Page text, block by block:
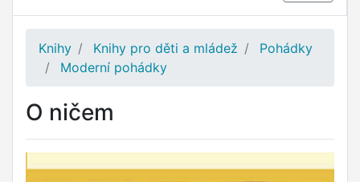
Knihy Knihy pro děti a mládež
Pohádky
Moderní pohádky
O ničem